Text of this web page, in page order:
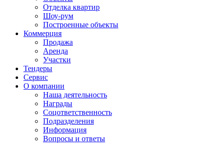
Отделка квартир
Шоу-рум
Построенные объекты
Коммерция
Продажа
Аренда
Участки
Тендеры
Сервис
О компании
Наша деятельность
Награды
Соцответственность
Подразделения
Информация
Вопросы и ответы